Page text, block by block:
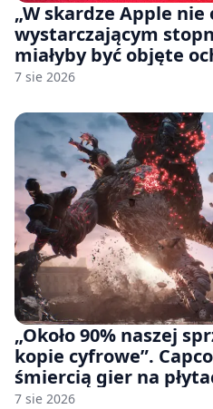
„W skardze Apple nie
wystarczającym
miałyby być objęte
handlowej”. OpenAI
7 sie 2026
„Około 90% naszej
kopie cyfrowe”.
śmiercią gier na
7 sie 2026